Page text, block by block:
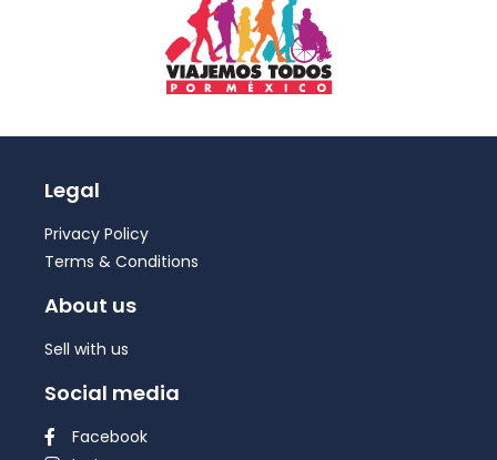
Legal
Privacy Policy
Terms & Conditions
About us
Sell with us
Social media
Facebook